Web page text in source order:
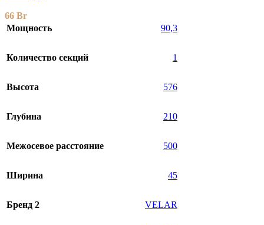
66 Br
Мощность
90,3
Количество секций 1
Высота 576
Глубина 210
Межосевое расстояние 500
Ширина 45
Бренд 2 VELAR